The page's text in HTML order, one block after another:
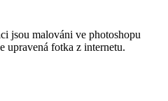
jsou malováni ve photoshopu
upravená fotka z internetu.